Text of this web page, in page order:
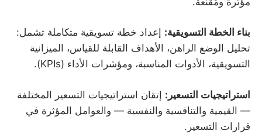
بناء الخطة التسويقية: إعداد خطة تسويقية متكاملة تشمل:
تحليل الوضع الراهن، الأهداف القابلة للقياس، الميزانية
التسويقية، الأدوات المناسبة، ومؤشرات الأداء (KPIs).
استراتيجيات التسعير: إتقان استراتيجيات التسعير المختلفة
— القيمية والتنافسية والنفسية — والعوامل المؤثرة في
قرارات التسعير.